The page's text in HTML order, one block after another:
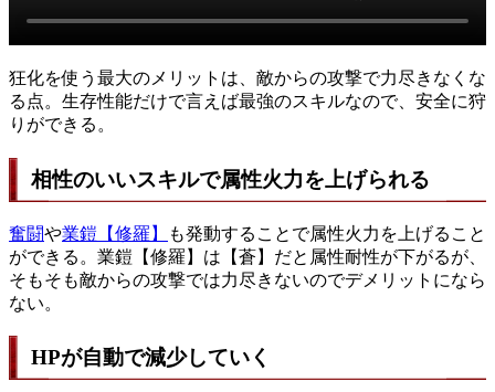
狂化を使う最大のメリットは、敵からの攻撃で力尽きなくな
る点。生存性能だけで言えば最強のスキルなので、安全に狩
りができる。
相性のいいスキルで属性火力を上げられる
奮闘や業鎧【修羅】
も発動することで属性火力を上げること
ができる。業鎧【修羅】は【蒼】だと属性耐性が下がるが、
そもそも敵からの攻撃では力尽きないのでデメリットになら
ない。
HPが自動で減少していく